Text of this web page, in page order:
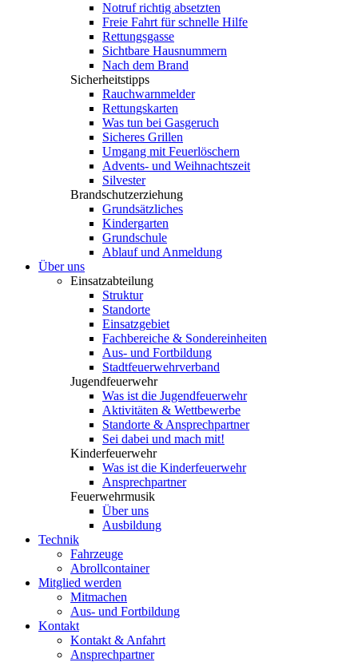
Notruf richtig absetzten
Freie Fahrt für schnelle Hilfe
Rettungsgasse
Sichtbare Hausnummern
Nach dem Brand
Sicherheitstipps
Rauchwarnmelder
Rettungskarten
Was tun bei Gasgeruch
Sicheres Grillen
Umgang mit Feuerlöschern
Advents- und Weihnachtszeit
Silvester
Brandschutzerziehung
Grundsätzliches
Kindergarten
Grundschule
Ablauf und Anmeldung
Über uns
Einsatzabteilung
Struktur
Standorte
Einsatzgebiet
Fachbereiche & Sondereinheiten
Aus- und Fortbildung
Stadtfeuerwehrverband
Jugendfeuerwehr
Was ist die Jugendfeuerwehr
Aktivitäten & Wettbewerbe
Standorte & Ansprechpartner
Sei dabei und mach mit!
Kinderfeuerwehr
Was ist die Kinderfeuerwehr
Ansprechpartner
Feuerwehrmusik
Über uns
Ausbildung
Technik
Fahrzeuge
Abrollcontainer
Mitglied werden
Mitmachen
Aus- und Fortbildung
Kontakt
Kontakt & Anfahrt
Ansprechpartner